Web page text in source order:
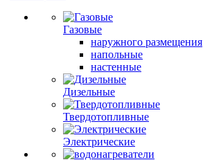
Газовые
наружного размещения
напольные
настенные
Дизельные
Твердотопливные
Электрические